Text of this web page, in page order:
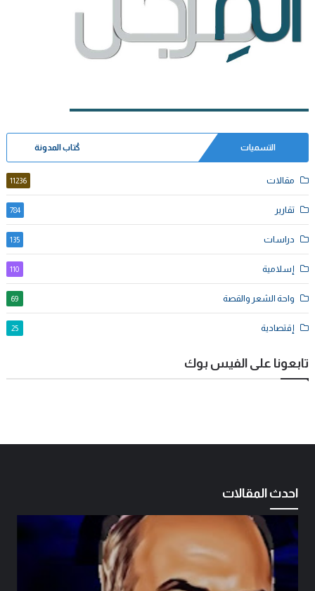
التسميات كُتاب المدونة
مقالات 11236
تقارير 784
دراسات 135
إسلامية 110
واحة الشعر والقصة 69
إقتصادية 25
تابعونا على الفيس بوك
احدث المقالات